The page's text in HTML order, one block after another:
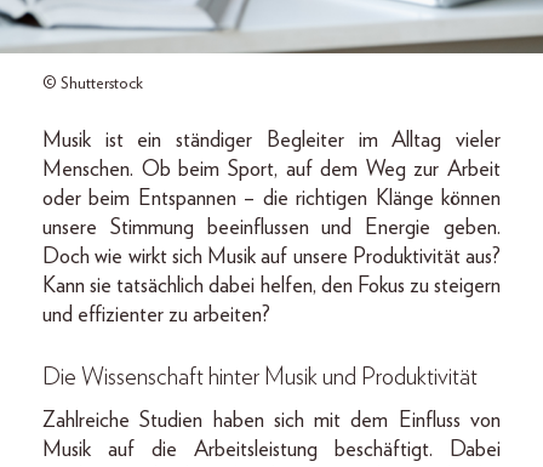
© Shutterstock
Musik ist ein ständiger Begleiter im Alltag vieler
Menschen. Ob beim Sport, auf dem Weg zur Arbeit
oder beim Entspannen – die richtigen Klänge können
unsere Stimmung beeinflussen und Energie geben.
Doch wie wirkt sich Musik auf unsere Produktivität aus?
Kann sie tatsächlich dabei helfen, den Fokus zu steigern
und effizienter zu arbeiten?
Die Wissenschaft hinter Musik und Produktivität
Zahlreiche Studien haben sich mit dem Einfluss von
Musik auf die Arbeitsleistung beschäftigt. Dabei